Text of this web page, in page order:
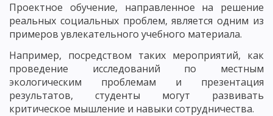
Проектное обучение, направленное на решение
реальных социальных проблем, является одним из
примеров увлекательного учебного материала.
Например, посредством таких мероприятий, как
проведение исследований по местным
экологическим проблемам и презентация
результатов, студенты могут развивать
критическое мышление и навыки сотрудничества.